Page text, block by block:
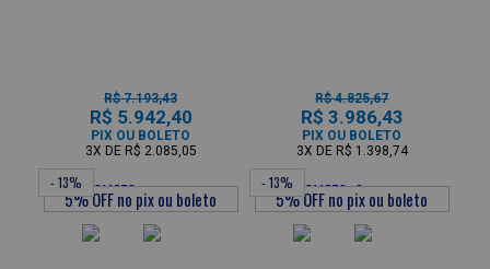
R$ 7.193,43
R$ 5.942,40
PIX OU BOLETO
3X DE R$ 2.085,05
R$ 4.825,67
R$ 3.986,43
PIX OU BOLETO
3X DE R$ 1.398,74
- 13% - 13%